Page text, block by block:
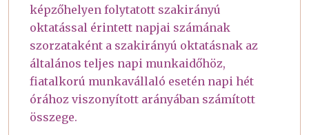
képzőhelyen folytatott szakirányú
oktatással érintett napjai számának
szorzataként a szakirányú oktatásnak az
általános teljes napi munkaidőhöz,
fiatalkorú munkavállaló esetén napi hét
órához viszonyított arányában számított
összege.